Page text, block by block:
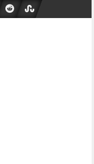
content